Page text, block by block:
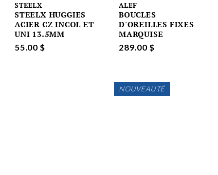
STEELX
STEELX HUGGIES
ACIER CZ INCOL ET
UNI 13.5MM
55.00 $
ALEF
BOUCLES
D'OREILLES FIXES
MARQUISE
289.00 $
NOUVEAUTÉ